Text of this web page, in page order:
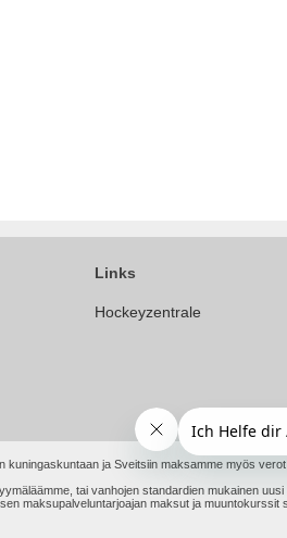
Links
Hockeyzentrale
ja Sveitsiin maksamme myös
tai vanhojen standardien mukainen
maksupalveluntarjoajan maksut ja